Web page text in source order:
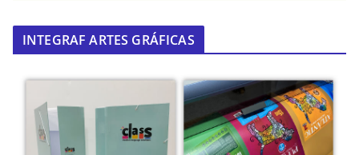
INTEGRAF ARTES GRÁFICAS